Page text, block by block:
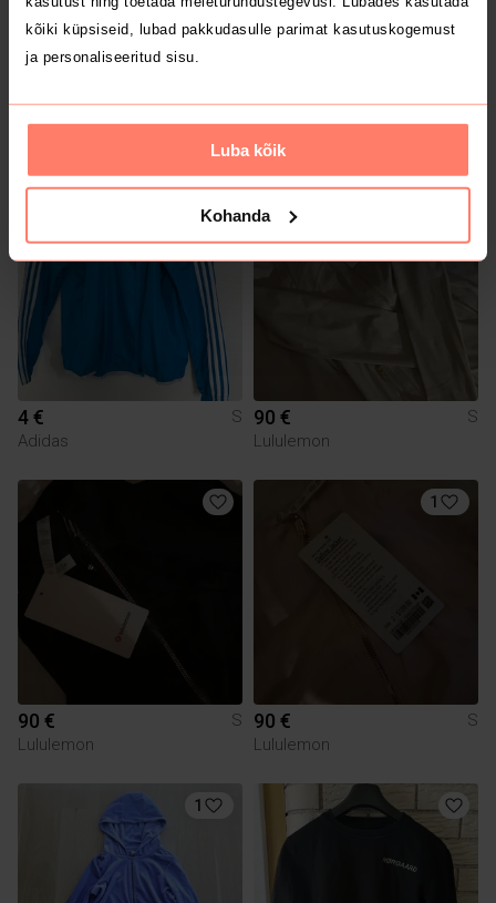
kõiki küpsiseid, lubad pakkudasulle parimat kasutuskogemust
ja personaliseeritud sisu.
Luba kõik
Kohanda
2 € 3.5 €
4 €
S
Adidas
90 €
S
Lululemon
90 €
S
Lululemon
1
90 €
S
Lululemon
1